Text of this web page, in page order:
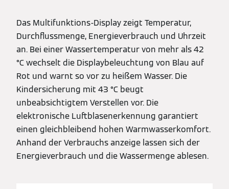
Das Multifunktions-Display zeigt Temperatur,
Durchflussmenge, Energieverbrauch und Uhrzeit
an. Bei einer Wassertemperatur von mehr als 42
°C wechselt die Displaybeleuchtung von Blau auf
Rot und warnt so vor zu heißem Wasser. Die
Kindersicherung mit 43 °C beugt
unbeabsichtigtem Verstellen vor. Die
elektronische Luftblasenerkennung garantiert
einen gleichbleibend hohen Warmwasserkomfort.
Anhand der Verbrauchs anzeige lassen sich der
Energieverbrauch und die Wassermenge ablesen.